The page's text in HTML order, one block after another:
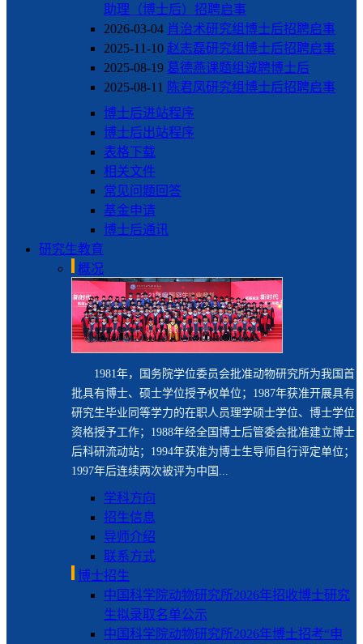
助理（博士后）招聘启事
2026-03-04 肖治术研究组博士后招聘启事
2025-11-10 赵志磊研究组博士后招聘启事
2025-08-19 葛德燕课题组诚聘博士后
2025-08-11 陈君凤研究组博士后招聘启事
博士后进站程序
博士后出站程序
表格下载
相关文件
常见问题回答
基金申请
博士后通讯
研究生教育
概况
1981年，国务院学位委员会批准动物研究所为我国首
批具有博士、硕士学位授予权单位；1987年获准开展具有
研究生毕业同等学力的在职人员理学硕士学位、博士学位
资格授予工作；1988年经全国博士后管委会批准建立博士
后科研流动站；1994年获准为博士生导师自行评定单位；
1997年后连续两次被评为中国...
学科方向
招生信息
导师介绍
联系方式
博士招生
中国科学院动物研究所2026年招收博士研究
生拟录取名单公示
中国科学院动物研究所2026年博士招考“申